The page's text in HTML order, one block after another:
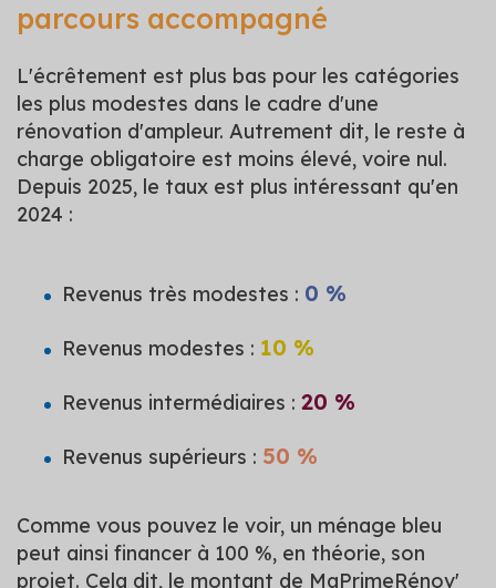
parcours accompagné
L'écrêtement est plus bas pour les catégories
les plus modestes dans le cadre d'une
rénovation d'ampleur. Autrement dit, le reste à
charge obligatoire est moins élevé, voire nul.
Depuis 2025, le taux est plus intéressant qu'en
2024 :
Revenus très modestes : 0 %
Revenus modestes : 10 %
Revenus intermédiaires : 20 %
Revenus supérieurs : 50 %
Comme vous pouvez le voir, un ménage bleu
peut ainsi financer à 100 %, en théorie, son
projet. Cela dit, le montant de MaPrimeRénov'